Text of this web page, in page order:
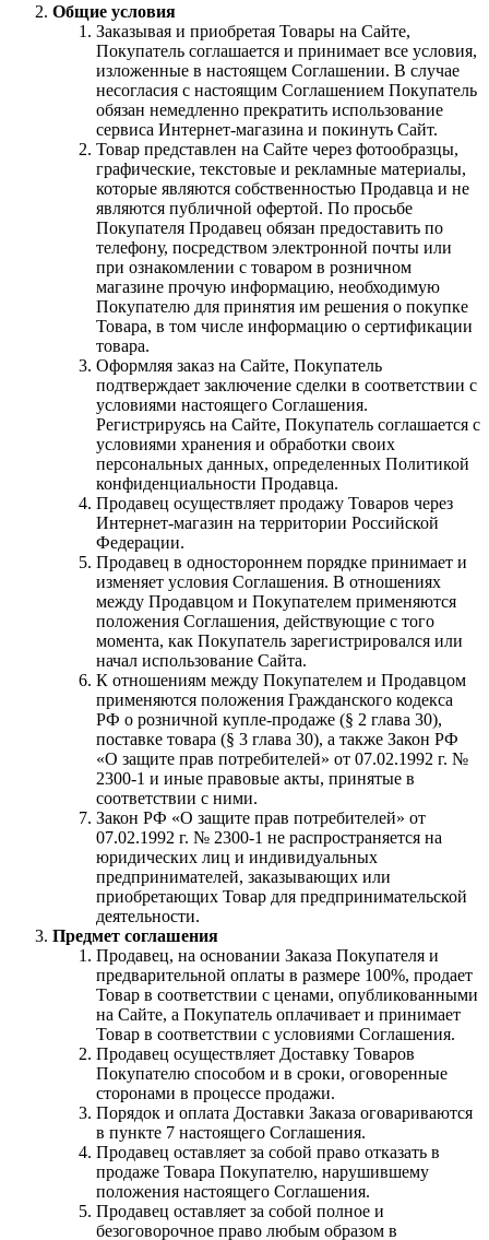
Общие условия
Заказывая и приобретая Товары на Сайте,
Покупатель соглашается и принимает все условия,
изложенные в настоящем Соглашении. В случае
несогласия с настоящим Соглашением Покупатель
обязан немедленно прекратить использование
сервиса Интернет-магазина и покинуть Сайт.
Товар представлен на Сайте через фотообразцы,
графические, текстовые и рекламные материалы,
которые являются собственностью Продавца и не
являются публичной офертой. По просьбе
Покупателя Продавец обязан предоставить по
телефону, посредством электронной почты или
при ознакомлении с товаром в розничном
магазине прочую информацию, необходимую
Покупателю для принятия им решения о покупке
Товара, в том числе информацию о сертификации
товара.
Оформляя заказ на Сайте, Покупатель
подтверждает заключение сделки в соответствии с
условиями настоящего Соглашения.
Регистрируясь на Сайте, Покупатель соглашается с
условиями хранения и обработки своих
персональных данных, определенных Политикой
конфиденциальности Продавца.
Продавец осуществляет продажу Товаров через
Интернет-магазин на территории Российской
Федерации.
Продавец в одностороннем порядке принимает и
изменяет условия Соглашения. В отношениях
между Продавцом и Покупателем применяются
положения Соглашения, действующие с того
момента, как Покупатель зарегистрировался или
начал использование Сайта.
К отношениям между Покупателем и Продавцом
применяются положения Гражданского кодекса
РФ о розничной купле-продаже (§ 2 глава 30),
поставке товара (§ 3 глава 30), а также Закон РФ
«О защите прав потребителей» от 07.02.1992 г. №
2300-1 и иные правовые акты, принятые в
соответствии с ними.
Закон РФ «О защите прав потребителей» от
07.02.1992 г. № 2300-1 не распространяется на
юридических лиц и индивидуальных
предпринимателей, заказывающих или
приобретающих Товар для предпринимательской
деятельности.
Предмет соглашения
Продавец, на основании Заказа Покупателя и
предварительной оплаты в размере 100%, продает
Товар в соответствии с ценами, опубликованными
на Сайте, а Покупатель оплачивает и принимает
Товар в соответствии с условиями Соглашения.
Продавец осуществляет Доставку Товаров
Покупателю способом и в сроки, оговоренные
сторонами в процессе продажи.
Порядок и оплата Доставки Заказа оговариваются
в пункте 7 настоящего Соглашения.
Продавец оставляет за собой право отказать в
продаже Товара Покупателю, нарушившему
положения настоящего Соглашения.
Продавец оставляет за собой полное и
безоговорочное право любым образом в